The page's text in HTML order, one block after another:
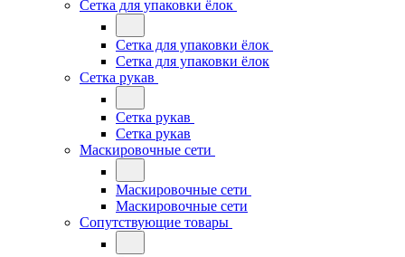
Сетка для упаковки ёлок
Сетка для упаковки ёлок
Сетка для упаковки ёлок
Сетка рукав
Сетка рукав
Сетка рукав
Маскировочные сети
Маскировочные сети
Маскировочные сети
Сопутствующие товары